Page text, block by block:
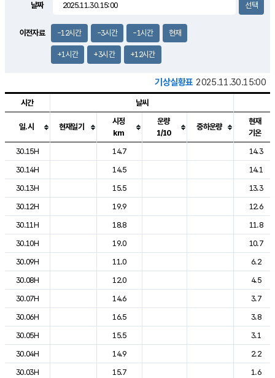
1.3m/s
날짜
이전자료 -12시간 -3시간 -1시간 현재
+1시간 +3시간 +12시간
기상실황표 2025.11.30.15:00
도시별 기상실황표로 지점, 날씨, 기온, 강수, 바람, 기압등을 안내한 표입
시간 날씨
일.시 현재일기
시정
km
운량
1/10
중하운량
현재
기온
30.15H
14.7
14.3
30.14H
14.5
14.1
30.13H
15.5
13.3
30.12H
19.9
12.6
30.11H
18.8
11.8
30.10H
19.0
10.7
30.09H
11.0
6.2
30.08H
12.0
4.5
30.07H
14.6
3.7
30.06H
16.5
3.8
30.05H
15.5
3.1
30.04H
14.9
2.2
30.03H
15.7
1.6